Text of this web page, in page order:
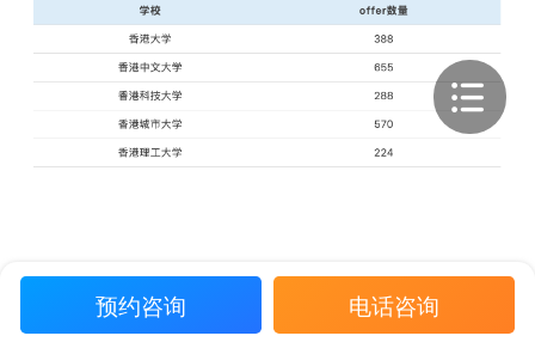
截止到目前，指南者留学共计收获了2125枚香港社科
offer，下面就跟指南君看看香港社科都录取了什么样
预约咨询 电话咨询